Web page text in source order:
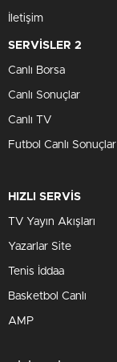
İletişim
SERVİSLER 2
Canlı Borsa
Canlı Sonuçlar
Canlı TV
Futbol Canlı Sonuçlar
HIZLI SERVİS
TV Yayın Akışları
Yazarlar Site
Tenis İddaa
Basketbol Canlı
AMP